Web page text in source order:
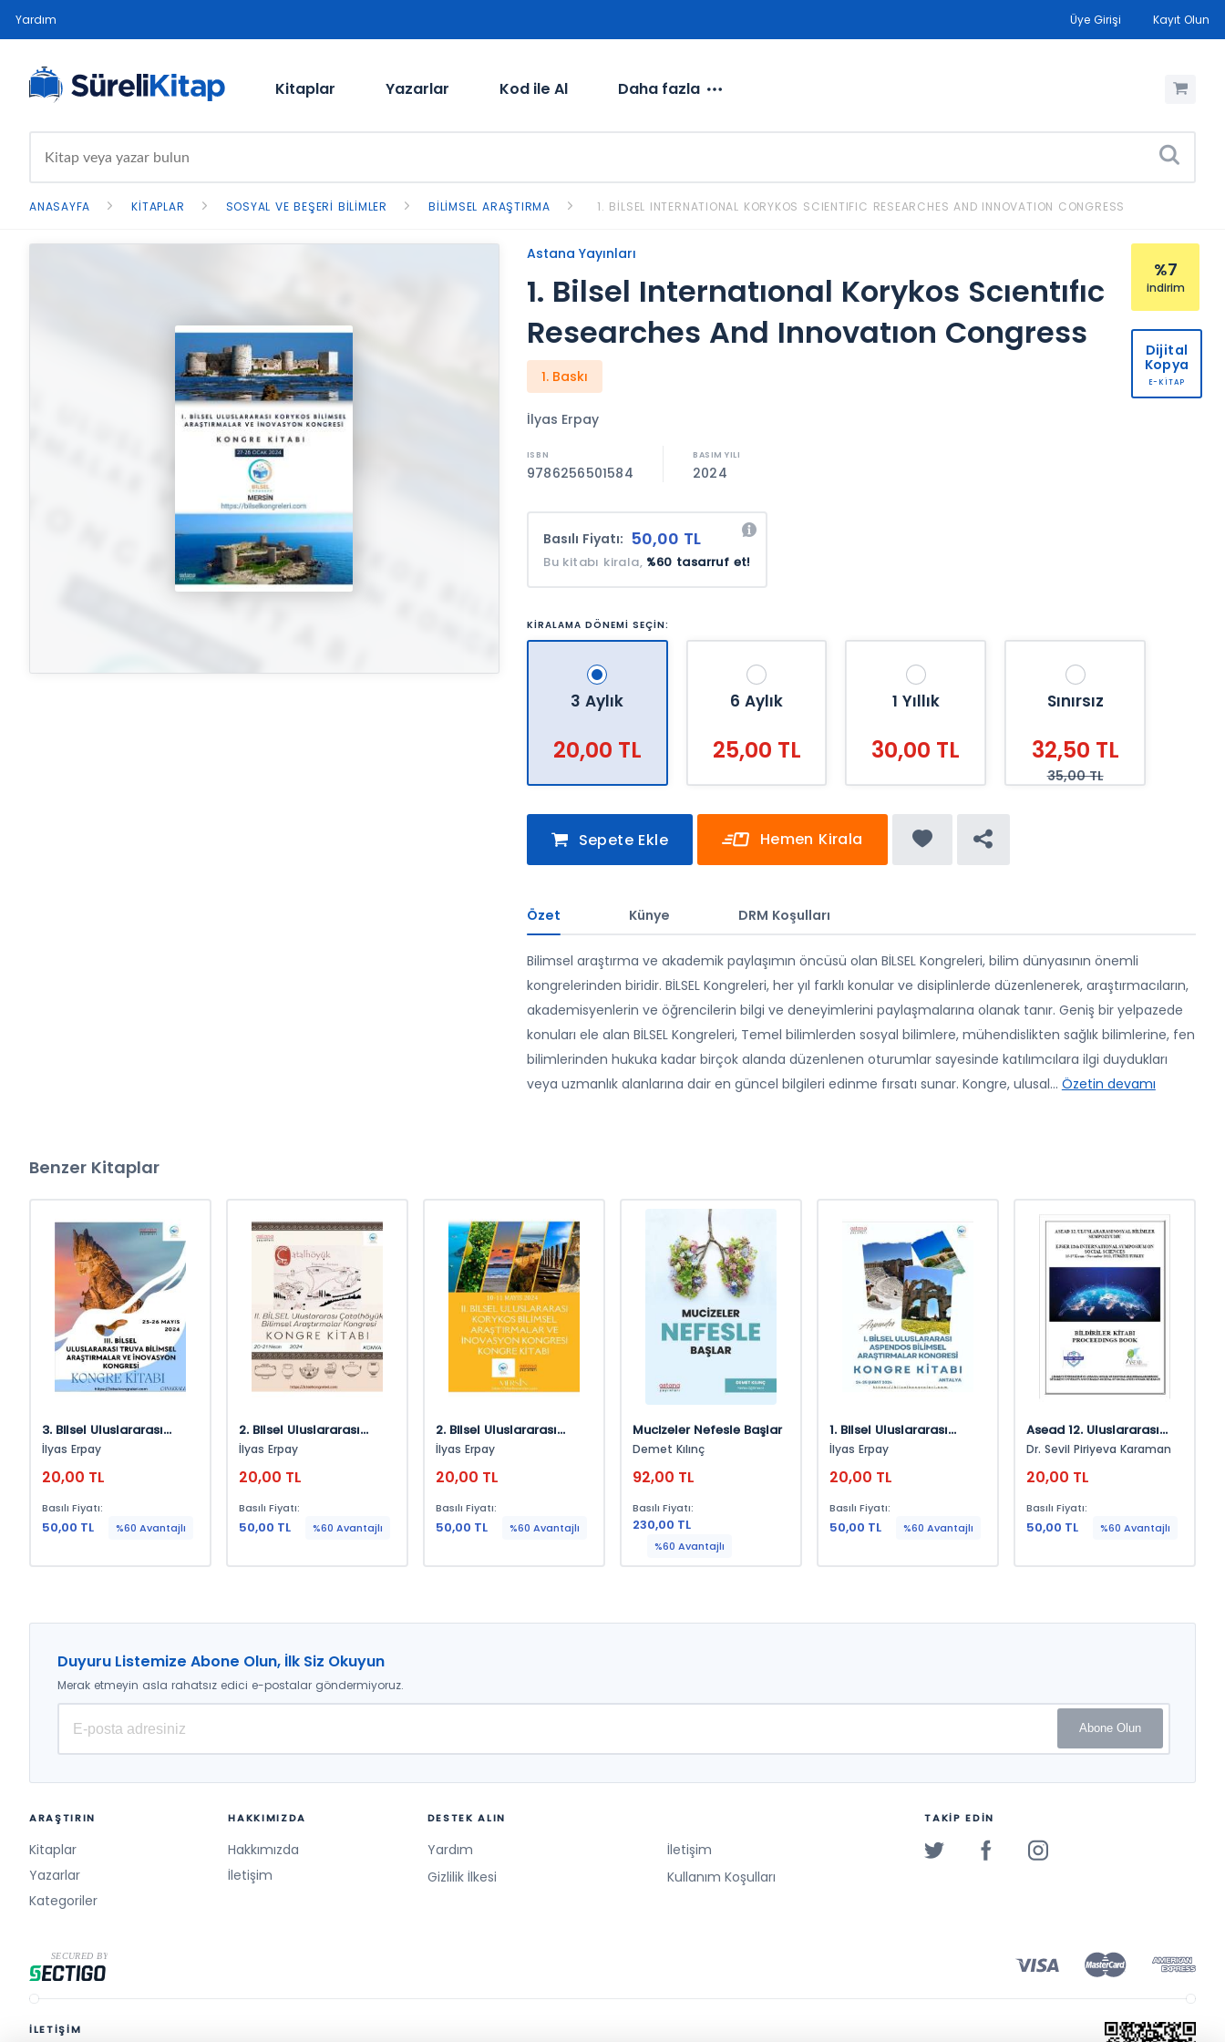
Yardım Üye Girişi Kayıt Olun
Kitaplar Yazarlar Kod ile Al Daha fazla
ANASAYFA KITAPLAR SOSYAL VE BEŞERI BILIMLER BILIMSEL ARAŞTIRMA 1. BILSEL INTERNATIONAL KORYKOS SCIENTIFIC RESEARCHES AND INNOVATION CONGRESS
Astana Yayınları
1. Bilsel Internatıonal Korykos Scıentıfıc
Researches And Innovatıon Congress
1. Baskı
İlyas Erpay
9786256501584 2024
Basılı Fiyatı: 50,00 TL
Bu kitabı kirala, %60 tasarruf et!
KİRALAMA DÖNEMİ SEÇİN:
3 Aylık
20,00 TL
6 Aylık
25,00 TL
1 Yıllık
30,00 TL
Sınırsız
35,00 TL
32,50 TL
Sepete Ekle Hemen Kirala
Özet Künye DRM Koşulları
Bilimsel araştırma ve akademik paylaşımın öncüsü olan BİLSEL Kongreleri, bilim dünyasının önemli
kongrelerinden biridir. BİLSEL Kongreleri, her yıl farklı konular ve disiplinlerde düzenlenerek, araştırmacıların,
akademisyenlerin ve öğrencilerin bilgi ve deneyimlerini paylaşmalarına olanak tanır. Geniş bir yelpazede
konuları ele alan BİLSEL Kongreleri, Temel bilimlerden sosyal bilimlere, mühendislikten sağlık bilimlerine, fen
bilimlerinden hukuka kadar birçok alanda düzenlenen oturumlar sayesinde katılımcılara ilgi duydukları
veya uzmanlık alanlarına dair en güncel bilgileri edinme fırsatı sunar. Kongre, ulusal... Özetin devamı
%7
indirim
Dijital
Kopya
E-KİTAP
Benzer Kitaplar
3. Bilsel Uluslararası
Truva Bilimsel
İnovasyon Kongresi
İlyas Erpay
20,00 TL
Basılı Fiyatı:
50,00 TL %60 Avantajlı
2. Bilsel Uluslararası
Çatalhöyük Bilimsel
İlyas Erpay
20,00 TL
Basılı Fiyatı:
50,00 TL %60 Avantajlı
2. Bilsel Uluslararası
Korykos Bilimsel
İnovasyon Kongresi
İlyas Erpay
20,00 TL
Basılı Fiyatı:
50,00 TL %60 Avantajlı
Mucizeler Nefesle Başlar
Demet Kılınç
92,00 TL
Basılı Fiyatı:
230,00 TL
%60 Avantajlı
1. Bilsel Uluslararası
Aspendos Bilimsel
Kongre Kitabı
İlyas Erpay
20,00 TL
Basılı Fiyatı:
50,00 TL %60 Avantajlı
Asead 12. Uluslararası
Sosyal Bilimler
Metin Kitabı (E-Kitap)
Dr. Sevil Piriyeva Karaman
20,00 TL
Basılı Fiyatı:
50,00 TL %60 Avantajlı
Duyuru Listemize Abone Olun, İlk Siz Okuyun
Merak etmeyin asla rahatsız edici e-postalar göndermiyoruz.
Abone Olun
ARAŞTIRIN
Kitaplar
Yazarlar
Kategoriler
HAKKIMIZDA
Hakkımızda
İletişim
DESTEK ALIN
Yardım
İletişim
Gizlilik İlkesi
Kullanım Koşulları
TAKİP EDİN
İLETİŞİM